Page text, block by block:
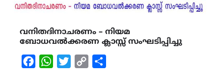
വനിതദിനാചരണം – നിയമ
ബോധവൽക്കരണ ക്ലാസ്സ് സംഘടിപ്പിച്ചു
FacebookWhatsAppTwitterCopy